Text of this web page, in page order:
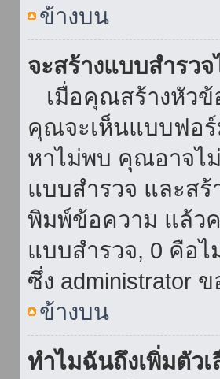
ข้างบน
จะสร้างแบบสำรวจ
เมื่อคุณสร้างหัวข้
คุณจะเห็นแบบฟอ
หาไม่พบ คุณอาจไ
แบบสำรวจ และสร้
พิมพ์ข้อความ แล้ว
แบบสำรวจ, 0 คือ
ซึ่ง administrator
ข้างบน
ทำไมฉันถึงเพิ่มตัว